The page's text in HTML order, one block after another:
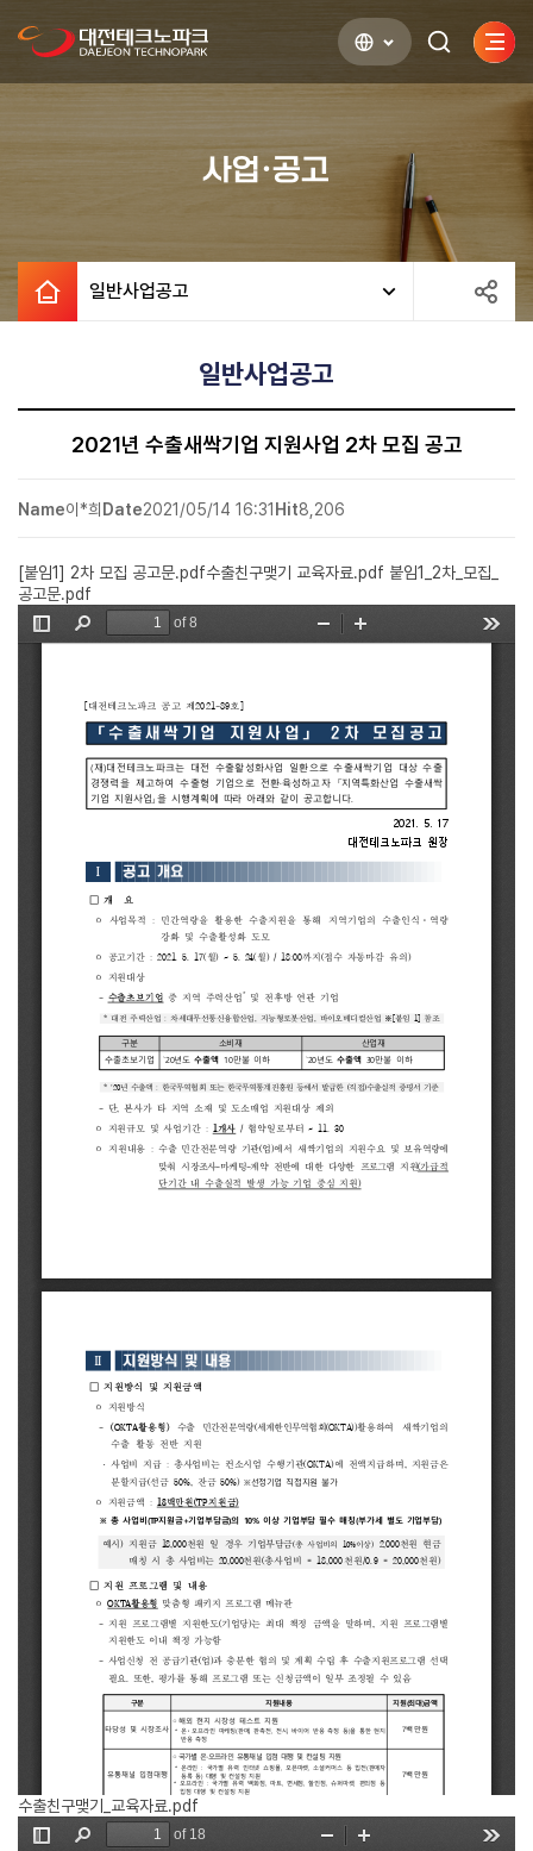
검색하기사이
열기
사업·공고
일반사업공고
일반사업공고
2021년 수출새싹기업 지원사업 2차 모집 공고
Name이*희 Date2021/05/14 16:31 Hit8,206
[붙임1] 2차 모집 공고문.pdf수출친구맺기 교육자료.pdf 붙임1_2차_모집_
공고문.pdf
수출친구맺기_교육자료.pdf